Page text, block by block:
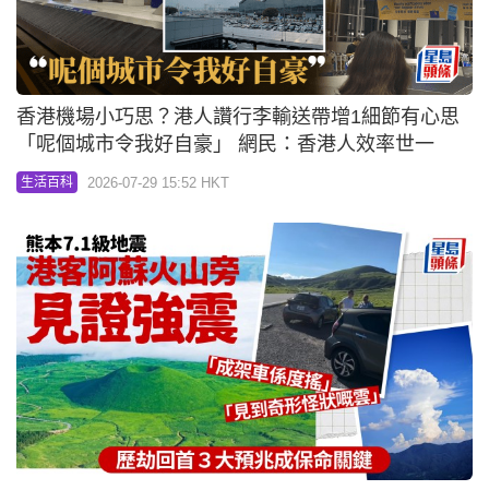
香港機場小巧思？港人讚行李輸送帶增1細節有心思
「呢個城市令我好自豪」 網民：香港人效率世一
生活百科 2026-07-29 15:52 HKT